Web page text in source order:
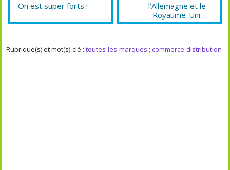
On est super forts !
l'Allemagne et le
Royaume-Uni.
Rubrique(s) et mot(s)-clé :toutes-les-marques ;commerce-distribution